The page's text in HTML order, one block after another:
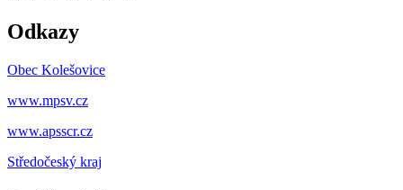
Odkazy
Obec Kolešovice
www.mpsv.cz
www.apsscr.cz
Středočeský kraj